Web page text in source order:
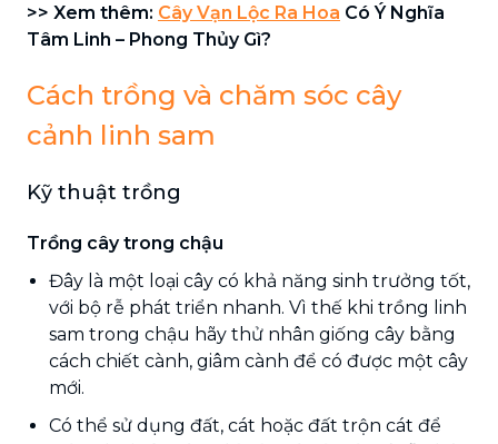
>> Xem thêm: Cây Vạn Lộc Ra Hoa Có Ý Nghĩa
Tâm Linh – Phong Thủy Gì?
Cách trồng và chăm sóc cây
cảnh linh sam
Kỹ thuật trồng
Trồng cây trong chậu
Đây là một loại cây có khả năng sinh trưởng tốt,
với bộ rễ phát triển nhanh. Vì thế khi trồng linh
sam trong chậu hãy thử nhân giống cây bằng
cách chiết cành, giâm cành để có được một cây
mới.
Có thể sử dụng đất, cát hoặc đất trộn cát để